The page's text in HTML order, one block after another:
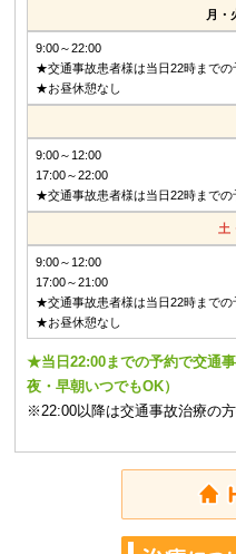
月・
9:00～22:00
★交通事故患者様は当日22時までの
★お昼休憩なし
9:00～12:00
17:00～22:00
★交通事故患者様は当日22時までの
土
9:00～12:00
17:00～21:00
★交通事故患者様は当日22時までの
★お昼休憩なし
★当日22:00までの予約で交通
夜・早朝いつでもOK）
※22:00以降は交通事故治療の